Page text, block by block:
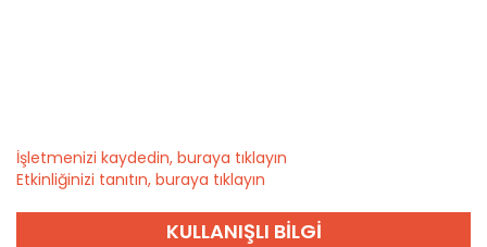
İşletmenizi kaydedin, buraya tıklayın
Etkinliğinizi tanıtın, buraya tıklayın
KULLANIŞLI BILGI